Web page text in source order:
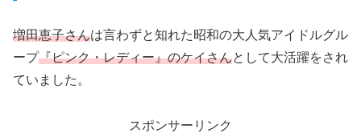
増田恵子さんは言わずと知れた昭和の大人気アイドルグル
ープ『ピンク・レディー』のケイさんとして大活躍をされ
ていました。
スポンサーリンク